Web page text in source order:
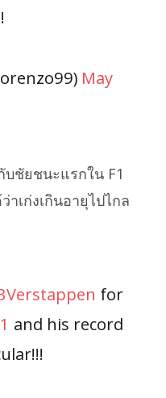
!
May
ชัยชนะแรกใน F1
เก่งเกินอายุไปไกล
for
and his record